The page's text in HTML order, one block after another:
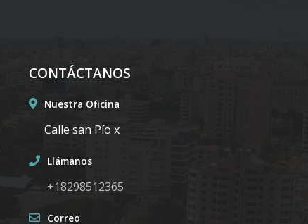
CONTÁCTANOS
Nuestra Oficina
Calle san Pío x
Llámanos
+18298512365
Correo